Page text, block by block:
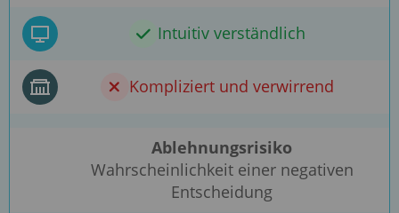
Intuitiv verständlich
Kompliziert und verwirrend
Ablehnungsrisiko
Wahrscheinlichkeit einer negativen
Entscheidung